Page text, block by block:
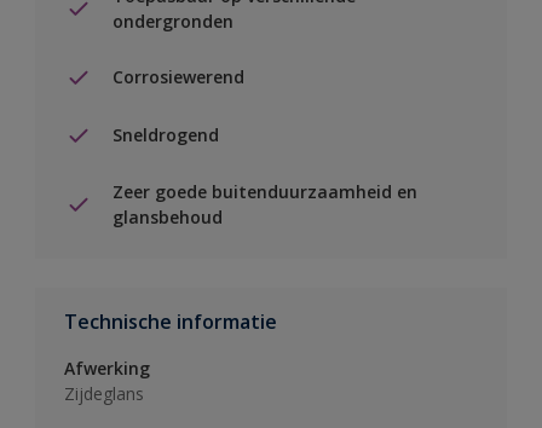
ondergronden
Corrosiewerend
Sneldrogend
Zeer goede buitenduurzaamheid en
glansbehoud
Technische informatie
Afwerking
Zijdeglans